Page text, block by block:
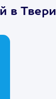
в Твери